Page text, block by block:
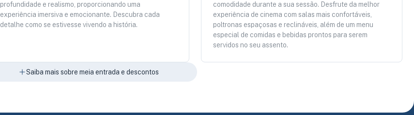
profundidade e realismo, proporcionando uma
experiência imersiva e emocionante. Descubra cada
detalhe como se estivesse vivendo a história.
comodidade durante a sua sessão. Desfrute da melhor
experiência de cinema com salas mais confortáveis,
poltronas espaçosas e reclináveis, além de um menu
especial de comidas e bebidas prontos para serem
servidos no seu assento.
Saiba mais sobre meia entrada e descontos